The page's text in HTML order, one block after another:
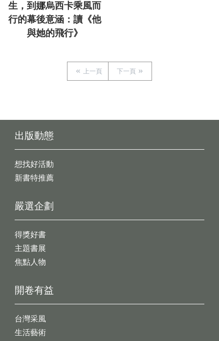
生，到娜烏西卡乘風而
行的幕後意涵：讀《他
與她的飛行》
上一頁 下一頁
出版動態
想找好活動
新書特推薦
開卷有益
台灣采風
生活藝術
嚴選企劃
得獎好書
主題書展
焦點人物